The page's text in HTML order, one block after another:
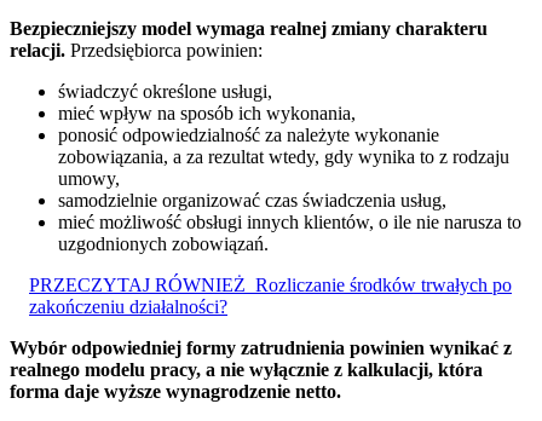
Bezpieczniejszy model wymaga realnej zmiany charakteru
relacji. Przedsiębiorca powinien:
świadczyć określone usługi,
mieć wpływ na sposób ich wykonania,
ponosić odpowiedzialność za należyte wykonanie
zobowiązania, a za rezultat wtedy, gdy wynika to z rodzaju
umowy,
samodzielnie organizować czas świadczenia usług,
mieć możliwość obsługi innych klientów, o ile nie narusza to
uzgodnionych zobowiązań.
PRZECZYTAJ RÓWNIEŻ Rozliczanie środków trwałych po
zakończeniu działalności?
Wybór odpowiedniej formy zatrudnienia powinien wynikać z
realnego modelu pracy, a nie wyłącznie z kalkulacji, która
forma daje wyższe wynagrodzenie netto.